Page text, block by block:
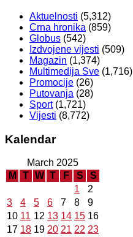
Aktuelnosti (5,312)
Crna hronika (859)
Globus (542)
Izdvojene vijesti (509)
Magazin (1,374)
Multimedija Sve (1,716)
Promocije (26)
Putovanja (28)
Sport(1,721)
Vijesti (8,772)
Kalendar
March 2025
M
T W T F S S
1
2
3
4 5 6 7 8
9
10 11 12 13 14 15 16
17 18 19 20 21 22 23